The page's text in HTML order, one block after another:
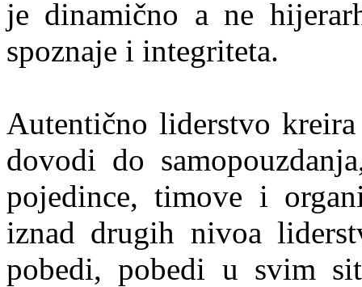
je dinamično a ne
spoznaje i integriteta.
Autentično liderstvo
dovodi do
pojedince, timove i
iznad drugih nivoa
pobedi, pobedi u svim